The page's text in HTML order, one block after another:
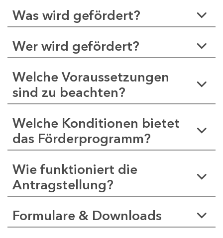
Was wird gefördert?
Wer wird gefördert?
Welche Voraussetzungen
sind zu beachten?
Welche Konditionen bietet
das Förderprogramm?
Wie funktioniert die
Antragstellung?
Formulare & Downloads